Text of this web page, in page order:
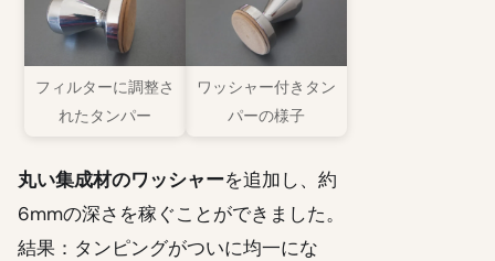
フィルターに調整さ
れたタンパー
ワッシャー付きタン
パーの様子
丸い集成材のワッシャーを追加し、約
6mmの深さを稼ぐことができました。
結果：タンピングがついに均一にな